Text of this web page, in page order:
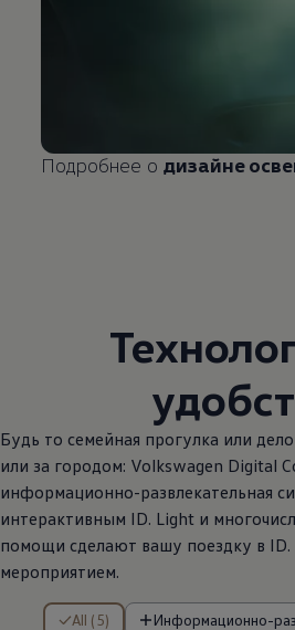
Подробнее о дизайне
Будь то семейная прогулка или
или за городом: Volkswagen Digital
информационно-развлекательная
интерактивным ID. Light и
помощи сделают вашу поездку в
мероприятием.
All (5) Информационно-
из Элементы